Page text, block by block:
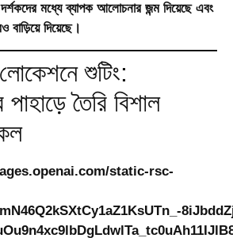
মধ্যে ব্যাপক আলোচনার জন্ম দিয়েছে এবং
দিয়েছে।
শুটিং:
তৈরি বিশাল